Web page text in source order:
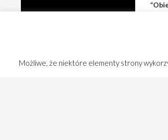
Możliwe, że niektóre elementy strony